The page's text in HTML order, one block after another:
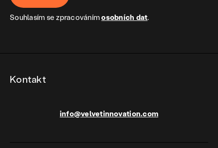
Souhlasím se zpracovánímosobních dat.
Kontakt
info@velvetinnovation.com